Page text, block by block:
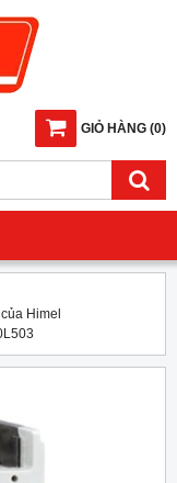
GIỎ HÀNG (0)
Himel